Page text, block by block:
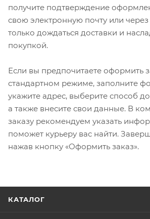
получите подтверждение
свою электронную почту или
только дождаться доставки и
покупкой.
Если вы предпочитаете оформить
стандартном режиме, заполните
укажите адрес, выберите способ
а также внесите свои данные. В
заказу рекомендуем указать
поможет курьеру вас найти.
нажав кнопку «Оформить заказ».
КАТАЛОГ